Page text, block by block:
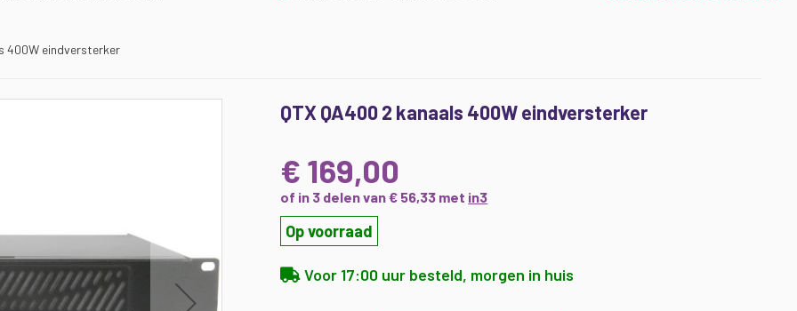
400W eindversterker
QTX QA400 2 kanaals 400W eindversterker
€ 169,00
of in 3 delen van € 56,33 met in3
Op voorraad
Voor 17:00 uur besteld, morgen in huis